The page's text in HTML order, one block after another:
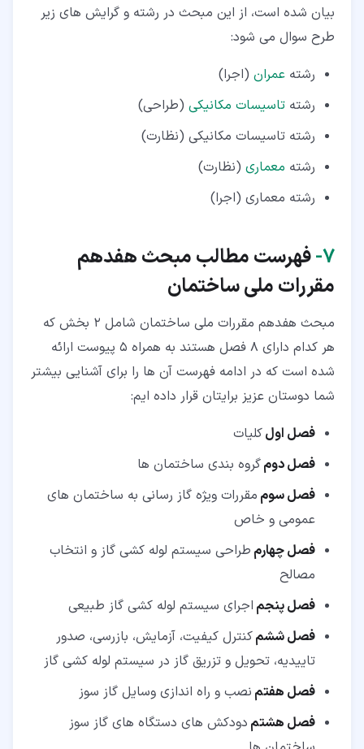
بیان شده است، از این مبحث در رشته و گرایش های زیر
طرح سوال می شود:
رشته عمران (اجرا)
رشته تاسیسات مكانیكی (طراحی)
رشته تاسیسات مكانیكی (نظارت)
رشته معماری (نظارت)
رشته معماری (اجرا)
۷‏- فهرست مطالب مبحث هفدهم
مقررات ملی ساختمان
مبحث هفدهم مقررات ملی ساختمان شامل 2 بخش که
هر کدام دارای 8 فصل هستند به همراه 5 پیوست ارائه
شده است که در ادامه فهرست آن ها را برای آشنایی بیشتر
شما دوستان عزیز برایتان قرار داده ایم:
فصل اولکلیات
فصل دومگروه بندی ساختمان ها
فصل سوم مقررات ویژه گاز رسانی به ساختمان های
عمومی و خاص
فصل چهارم طراحی سیستم لوله کشی گاز و انتخاب
مصالح
فصل پنجم اجرای سیستم لوله کشی گاز طبیعی
فصل ششمکنترل کیفیت، آزمایش، بازرسی، صدور
تاییدیه، تحویل و تزریق گاز در سیستم لوله کشی گاز
فصل هفتم نصب و راه اندازی وسایل گاز سوز
فصل هشتم دودکش های دستگاه های گاز سوز